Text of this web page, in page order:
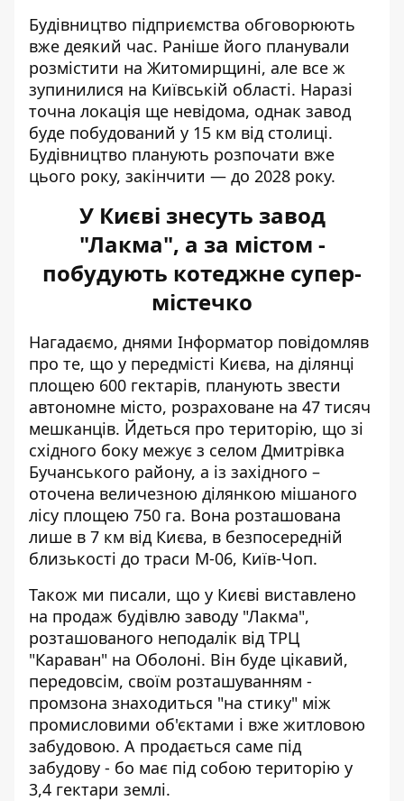
Будівництво підприємства обговорюють
вже деякий час. Раніше його планували
розмістити на Житомирщині, але все ж
зупинилися на Київській області. Наразі
точна локація ще невідома, однак завод
буде побудований у 15 км від столиці.
Будівництво планують розпочати вже
цього року, закінчити — до 2028 року.
У Києві знесуть завод
"Лакма", а за містом -
побудують котеджне супер-
містечко
Нагадаємо, днями Інформатор повідомляв
про те, що у передмісті Києва, на ділянці
площею 600 гектарів, планують звести
автономне місто, розраховане на 47 тисяч
мешканців. Йдеться про територію, що зі
східного боку межує з селом Дмитрівка
Бучанського району, а із західного –
оточена величезною ділянкою мішаного
лісу площею 750 га. Вона розташована
лише в 7 км від Києва, в безпосередній
близькості до траси М-06, Київ-Чоп.
Також ми писали, що у Києві виставлено
на продаж будівлю заводу "Лакма",
розташованого неподалік від ТРЦ
"Караван" на Оболоні. Він буде цікавий,
передовсім, своїм розташуванням -
промзона знаходиться "на стику" між
промисловими об'єктами і вже житловою
забудовою. А продається саме під
забудову - бо має під собою територію у
3,4 гектари землі.